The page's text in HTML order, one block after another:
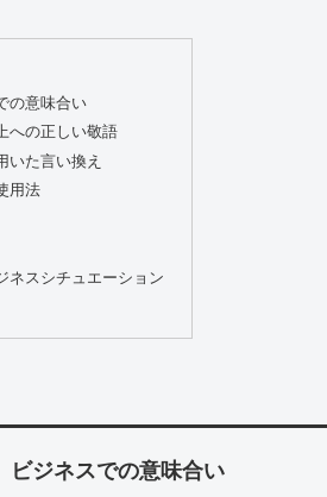
の意味合い
への正しい敬語
いた言い換え
用法
ネスシチュエーション
ビジネスでの意味合い